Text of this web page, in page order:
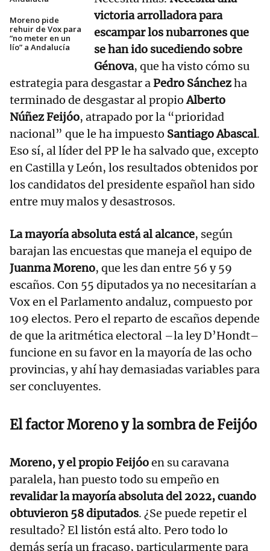
Moreno pide
rehuir de Vox para
“no meter en un
lío” a Andalucía
victoria arrolladora para
escampar los nubarrones que
se han ido sucediendo sobre
Génova, que ha visto cómo su
estrategia para desgastar aPedro Sánchezha
terminado de desgastar al propioAlberto
Núñez Feijóo, atrapado por la “prioridad
nacional” que le ha impuesto Santiago Abascal.
Eso sí, al líder del PP le ha salvado que, excepto
en Castilla y León, los resultados obtenidos por
los candidatos del presidente español han sido
entre muy malos y desastrosos.
La mayoría absoluta está al alcance, según
barajan las encuestas que maneja el equipo de
Juanma Moreno, que les dan entre 56 y 59
escaños. Con 55 diputados ya no necesitarían a
Vox en el Parlamento andaluz, compuesto por
109 electos. Pero el reparto de escaños depende
de que la aritmética electoral –la ley D’Hondt–
funcione en su favor en la mayoría de las ocho
provincias, y ahí hay demasiadas variables para
ser concluyentes.
El factor Moreno y la sombra de Feijóo
Moreno, y el propio Feijóoen su caravana
paralela, han puesto todo su empeño en
revalidar la mayoría absoluta del 2022, cuando
obtuvieron 58 diputados. ¿Se puede repetir el
resultado? El listón está alto. Pero todo lo
demás sería un fracaso, particularmente para